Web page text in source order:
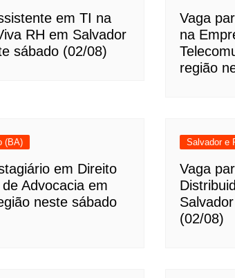
em TI na
RH em Salvador
sábado (02/08)
Vaga
na
região
(BA)
em Direito
Advocacia em
neste sábado
Salvador e
Vaga
(02/08)